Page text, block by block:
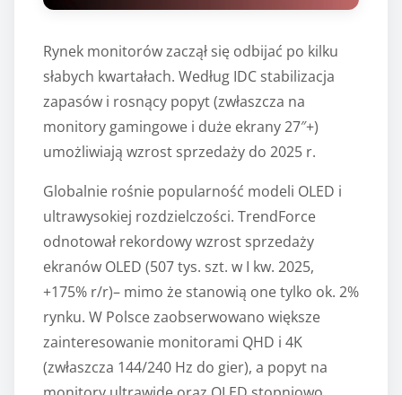
Rynek monitorów zaczął się odbijać po kilku
słabych kwartałach. Według IDC stabilizacja
zapasów i rosnący popyt (zwłaszcza na
monitory gamingowe i duże ekrany 27″+)
umożliwiają wzrost sprzedaży do 2025 r.
Globalnie rośnie popularność modeli OLED i
ultrawysokiej rozdzielczości. TrendForce
odnotował rekordowy wzrost sprzedaży
ekranów OLED (507 tys. szt. w I kw. 2025,
+175% r/r)– mimo że stanowią one tylko ok. 2%
rynku. W Polsce zaobserwowano większe
zainteresowanie monitorami QHD i 4K
(zwłaszcza 144/240 Hz do gier), a popyt na